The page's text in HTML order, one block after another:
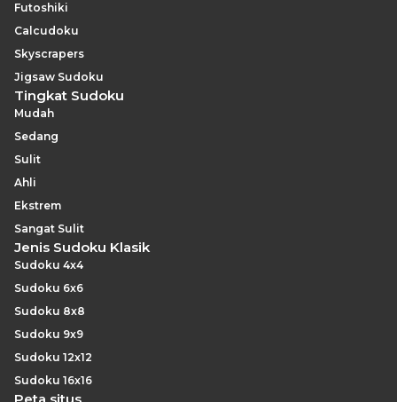
Futoshiki
Calcudoku
Skyscrapers
Jigsaw Sudoku
Tingkat Sudoku
Mudah
Sedang
Sulit
Ahli
Ekstrem
Sangat Sulit
Jenis Sudoku Klasik
Sudoku 4x4
Sudoku 6x6
Sudoku 8x8
Sudoku 9x9
Sudoku 12x12
Sudoku 16x16